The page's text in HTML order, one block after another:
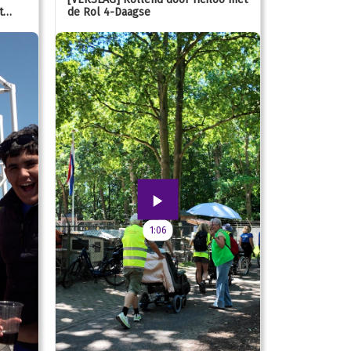
de Rol 4-Daagse
1:06